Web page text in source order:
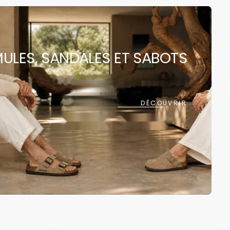
SANDALES ET SABOTS
DÉCOUVRIR
est
vide
été sélectionné.